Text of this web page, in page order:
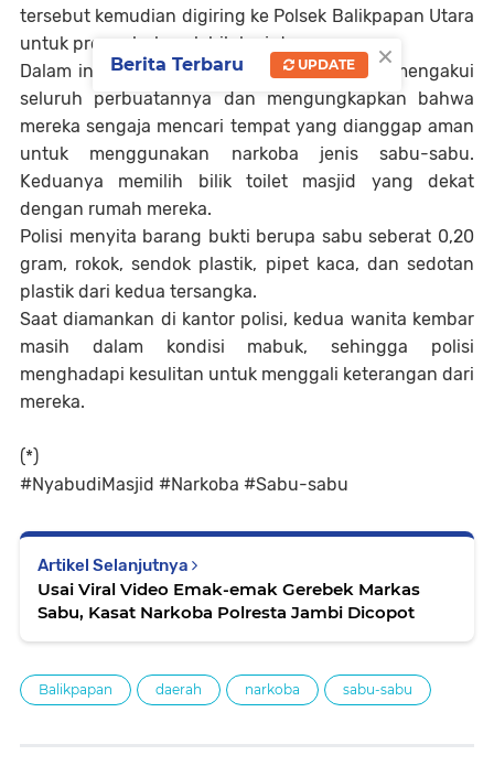
tersebut kemudian digiring ke Polsek Balikpapan Utara
untuk proses hukum lebih lanjut.
Dalam interogasi, salah satu tersangka, NA, mengakui
seluruh perbuatannya dan mengungkapkan bahwa
mereka sengaja mencari tempat yang dianggap aman
untuk menggunakan narkoba jenis sabu-sabu.
Keduanya memilih bilik toilet masjid yang dekat
dengan rumah mereka.
Polisi menyita barang bukti berupa sabu seberat 0,20
gram, rokok, sendok plastik, pipet kaca, dan sedotan
plastik dari kedua tersangka.
Saat diamankan di kantor polisi, kedua wanita kembar
masih dalam kondisi mabuk, sehingga polisi
menghadapi kesulitan untuk menggali keterangan dari
mereka.
(*)
#NyabudiMasjid #Narkoba #Sabu-sabu
Artikel Selanjutnya
Usai Viral Video Emak-emak Gerebek Markas
Sabu, Kasat Narkoba Polresta Jambi Dicopot
Balikpapan daerah narkoba sabu-sabu
×
Berita Terbaru UPDATE